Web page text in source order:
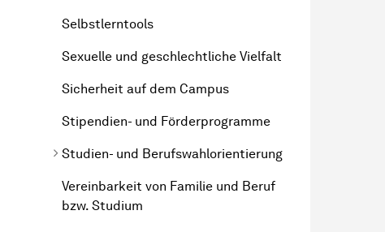
Selbstlerntools
Sexuelle und geschlechtliche Vielfalt
Sicherheit auf dem Campus
Stipendien- und Förderprogramme
Studien- und Berufswahlorientierung
Vereinbarkeit von Familie und Beruf
bzw. Studium